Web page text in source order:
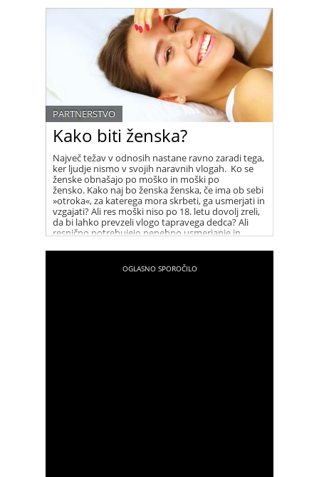
Kako biti ženska?
PARTNERSTVO
Največ težav v odnosih nastane ravno zaradi tega,
ker ljudje nismo v svojih naravnih vlogah. Ko se
ženske obnašajo po moško in moški po
žensko. Kako naj bo ženska ženska, če ima ob sebi
»otroka«, za katerega mora skrbeti, ga usmerjati in
vzgajati? Ali res moški niso po 18. letu dovolj zreli,
da bi lahko prevzeli vlogo tapravega dedca? Ali
resnično potrebujejo nenehno usmerjanje in